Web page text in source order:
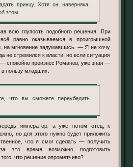
принцу. Хотя он, наверняка,
этом.
равно оказываемся в проигрышной
на мгновение задумавшись. — Я не хочу
не стремился к власти, но если ситуация
— спокойно произнес Романов, уже зная —
в пользу младших.
но для этого нужно будет приложить
что я смог сделать — получить
это время возможно подготовить
что решение опрометчиво?